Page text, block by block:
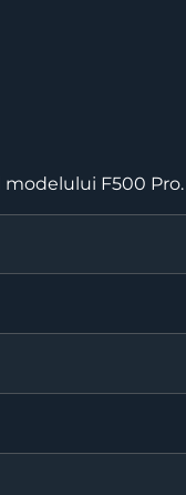
modelului F500 Pro.